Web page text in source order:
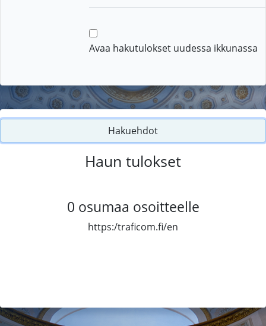
Avaa hakutulokset uudessa ikkunassa
Hakuehdot
Haun tulokset
0 osumaa osoitteelle
https:/traficom.fi/en